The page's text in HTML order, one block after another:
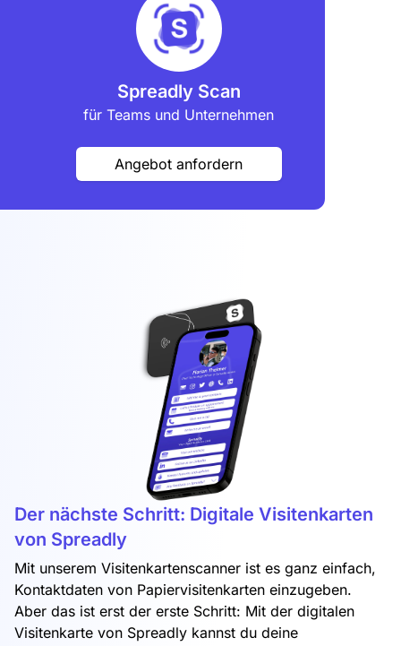
Spreadly Scan
für Teams und Unternehmen
Angebot anfordern
Der nächste Schritt: Digitale Visitenkarten
von Spreadly
Mit unserem Visitenkartenscanner ist es ganz einfach,
Kontaktdaten von Papiervisitenkarten einzugeben.
Aber das ist erst der erste Schritt: Mit der digitalen
Visitenkarte von Spreadly kannst du deine